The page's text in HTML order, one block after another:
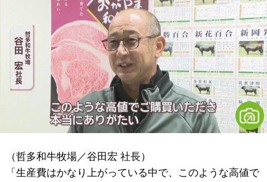
（哲多和牛牧場／谷田宏 社長）
「生産費はかなり上がっている中で、このような高値で